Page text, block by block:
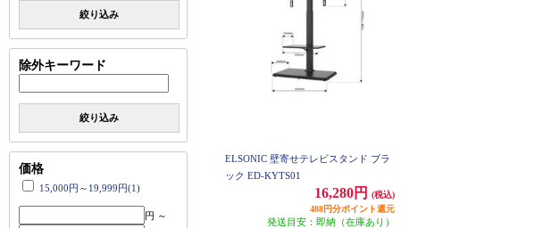
絞り込み
除外キーワード
絞り込み
価格
15,000円～19,999円(1)
円 ～
ELSONIC 壁寄せテレビスタンド ブラ
ック ED-KYTS01
16,280円
(税込)
488円分ポイント還元
発送目安：即納（在庫あり）